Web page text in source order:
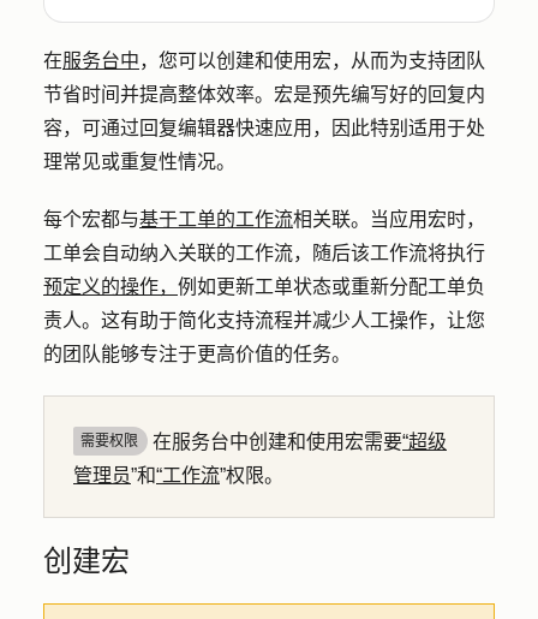
在服务台中，您可以创建和使用宏，从而为支持团队
节省时间并提高整体效率。宏是预先编写好的回复内
容，可通过回复编辑器快速应用，因此特别适用于处
理常见或重复性情况。
每个宏都与基于工单的工作流相关联。当应用宏时，
工单会自动纳入关联的工作流，随后该工作流将执行
预定义的操作， 例如更新工单状态或重新分配工单负
责人。这有助于简化支持流程并减少人工操作，让您
的团队能够专注于更高价值的任务。
需要权限 在服务台中创建和使用宏需要“超级
管理员”和“工作流”权限。
创建宏